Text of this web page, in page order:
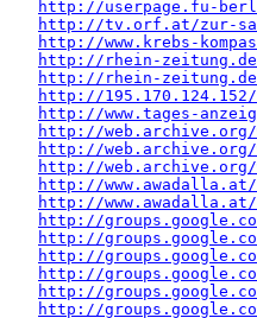
http://userpage.fu-
http://tv.orf.at/zur-
http://www.krebs-
http://rhein-
http://rhein-
http://
http://www.tages-
http://web.archive.org/
http://web.archive.org/
http://web.archive.org/
http://
http://
http://
http://
http://
http://
http://
http://